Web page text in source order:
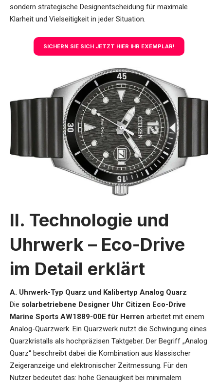
sondern strategische Designentscheidung für maximale
Klarheit und Vielseitigkeit in jeder Situation.
SICHERN SIE SICH JETZT HIER IHR EXEMPLAR!
II. Technologie und
Uhrwerk – Eco-Drive
im Detail erklärt
A. Uhrwerk-Typ Quarz und Kalibertyp Analog Quarz
Die solarbetriebene Designer Uhr Citizen Eco-Drive
Marine Sports AW1889-00E für Herren arbeitet mit einem
Analog-Quarzwerk. Ein Quarzwerk nutzt die Schwingung eines
Quarzkristalls als hochpräzisen Taktgeber. Der Begriff „Analog
Quarz“ beschreibt dabei die Kombination aus klassischer
Zeigeranzeige und elektronischer Zeitmessung. Für den
Nutzer bedeutet das: hohe Genauigkeit bei minimalem